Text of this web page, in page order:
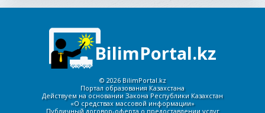
BilimPortal.kz
©2026 BilimPortal.kz
Портал образования Казахстана
Действуем на основании Закона Республики Казахстан
«О средствах массовой информации»
Публичный договор-оферта о предоставлении услуг